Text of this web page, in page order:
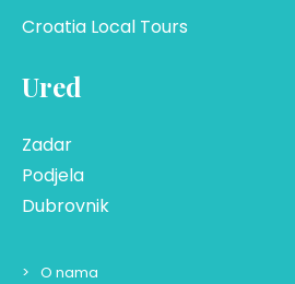
Croatia Local Tours
Ured
Zadar
Podjela
Dubrovnik
O nama